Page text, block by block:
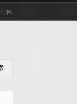
阅